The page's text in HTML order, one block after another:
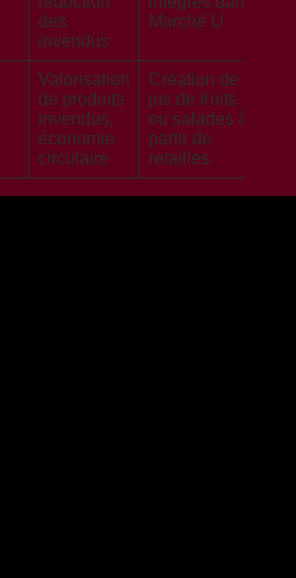
des
invendus
Marché U
Valorisation
de produits
invendus,
économie
circulaire
Création de
jus de fruits
ou salades à
partir de
retailles